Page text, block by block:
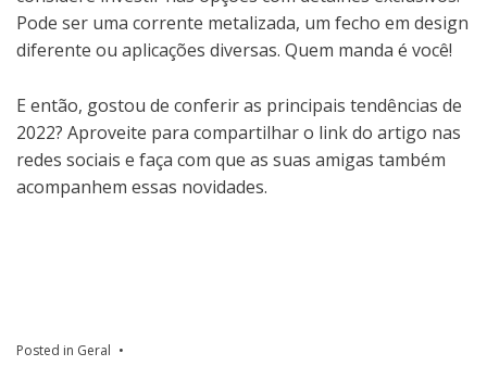
Pode ser uma corrente metalizada, um fecho em design
diferente ou aplicações diversas. Quem manda é você!
E então, gostou de conferir as principais tendências de
2022? Aproveite para compartilhar o link do artigo nas
redes sociais e faça com que as suas amigas também
acompanhem essas novidades.
Posted in Geral